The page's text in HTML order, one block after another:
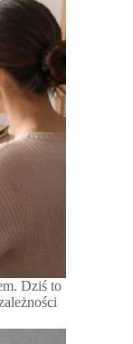
Dziś to